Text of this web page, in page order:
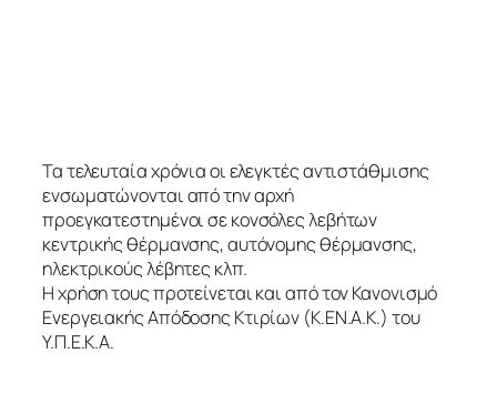
Τα τελευταία χρόνια οι ελεγκτές αντιστάθμισης
ενσωματώνονται από την αρχή
προεγκατεστημένοι σε κονσόλες λεβήτων
κεντρικής θέρμανσης, αυτόνομης θέρμανσης,
ηλεκτρικούς λέβητες κλπ.
Η χρήση τους προτείνεται και από τον Κανονισμό
Ενεργειακής Απόδοσης Κτιρίων (Κ.ΕΝ.Α.Κ.) του
Υ.Π.Ε.Κ.Α.